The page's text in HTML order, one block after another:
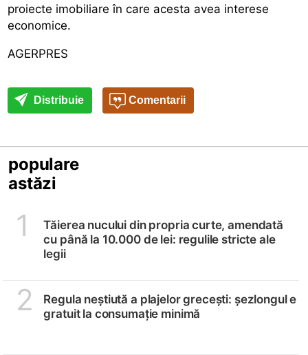
proiecte imobiliare în care acesta avea interese
economice.
AGERPRES
Distribuie Comentarii
populare
astăzi
1
Tăierea nucului din propria curte, amendată
cu până la 10.000 de lei: regulile stricte ale
legii
2
Regula neștiută a plajelor grecești: șezlongul e
gratuit la consumație minimă